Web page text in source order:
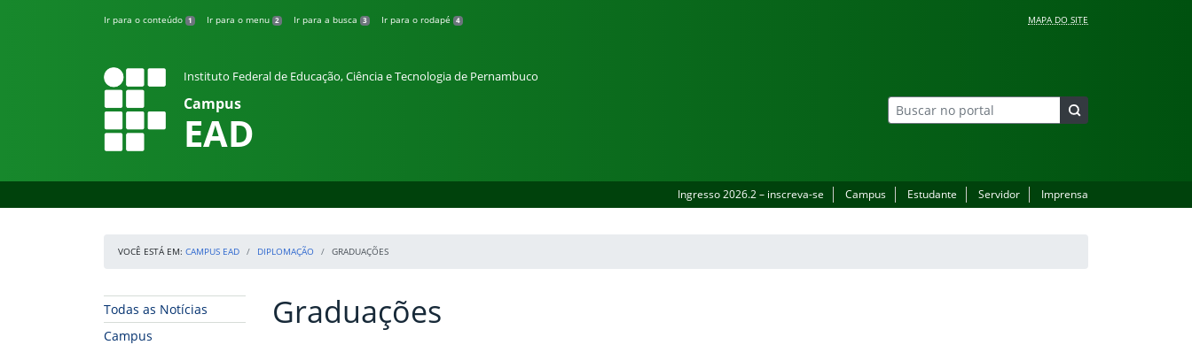
Ir para o conteúdo 1 Ir para o menu 2 Ir para a busca 3 Ir para o rodapé 4 MAPA DO SITE
Instituto Federal de Educação, Ciência e Tecnologia de Pernambuco
Campus
EAD
Ingresso 2026.2 – inscreva-se Campus Estudante Servidor Imprensa
VOCÊ ESTÁ EM: CAMPUS EAD DIPLOMAÇÃO GRADUAÇÕES
Início da navegação
Todas as Notícias
Campus
Início do conteúdo
Graduações